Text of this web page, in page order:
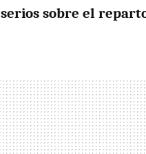
serios sobre el